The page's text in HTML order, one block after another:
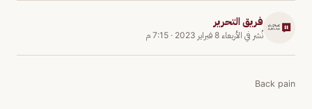
فريق التحرير
نُشر في الأربعاء 8 فبراير 2023 · 7:15 م
Back pain